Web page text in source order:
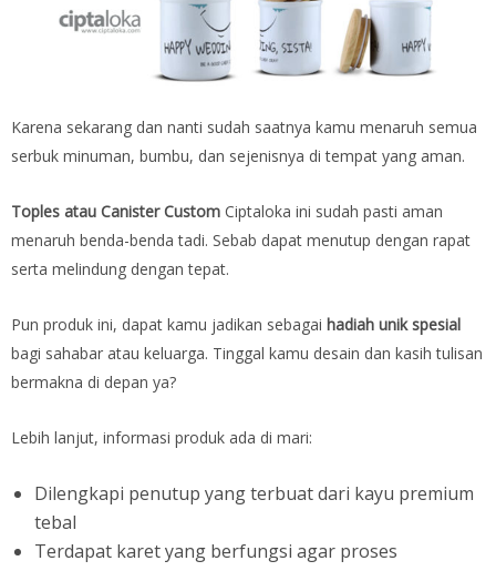
Karena sekarang dan nanti sudah saatnya kamu menaruh semua
serbuk minuman, bumbu, dan sejenisnya di tempat yang aman.
Toples atau Canister Custom Ciptaloka ini sudah pasti aman
menaruh benda-benda tadi. Sebab dapat menutup dengan rapat
serta melindung dengan tepat.
Pun produk ini, dapat kamu jadikan sebagai hadiah unik spesial
bagi sahabar atau keluarga. Tinggal kamu desain dan kasih tulisan
bermakna di depan ya?
Lebih lanjut, informasi produk ada di mari:
Dilengkapi penutup yang terbuat dari kayu premium
tebal
Terdapat karet yang berfungsi agar proses